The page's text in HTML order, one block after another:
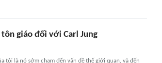
giáo đối với Carl Jung
là nó sớm chạm đến vấn đề thế giới quan, và đến